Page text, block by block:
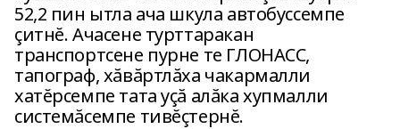
52,2 пин ытла ача шкула автобуссемпе
çитнĕ. Ачасене турттаракан
транспортсене пурне те ГЛОНАСС,
тапограф, хăвăртлăха чакармалли
хатĕрсемпе тата уçă алăка хупмалли
системăсемпе тивĕçтернĕ.